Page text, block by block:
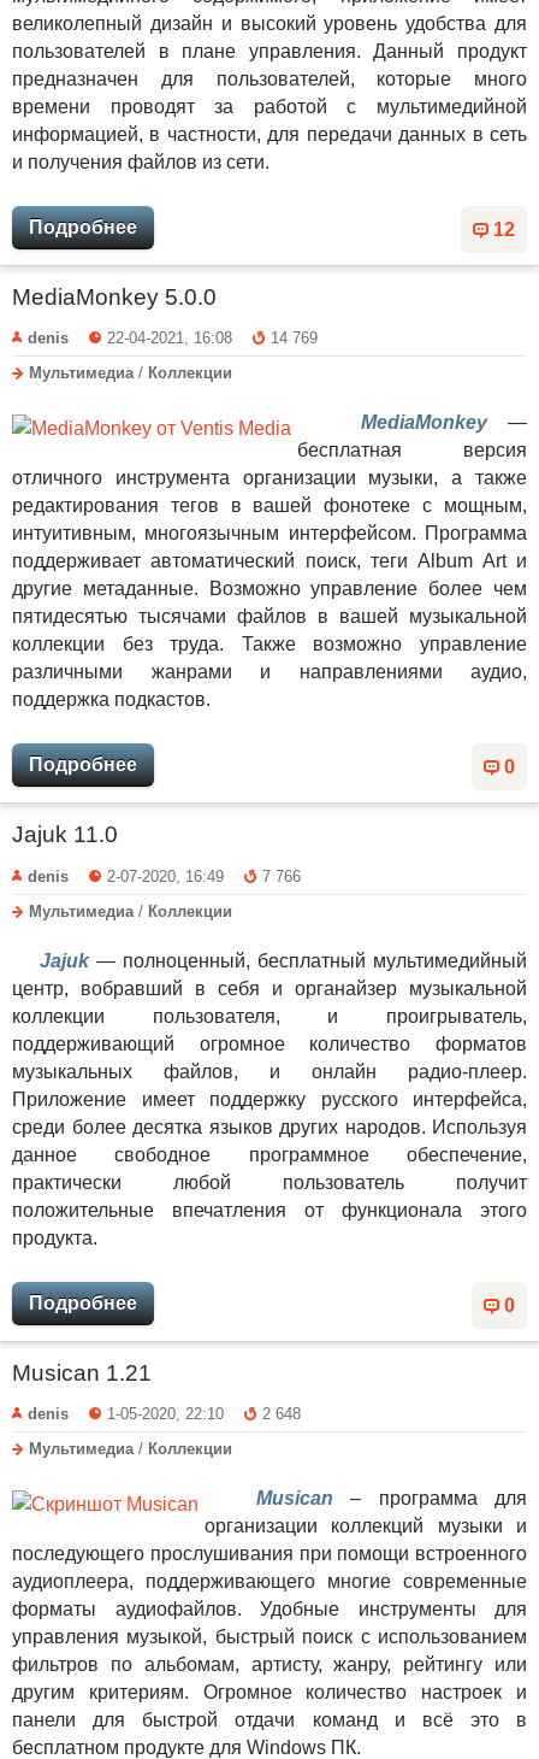
великолепный дизайн и высокий уровень удобства для
пользователей в плане управления. Данный продукт
предназначен для пользователей, которые много
времени проводят за работой с мультимедийной
информацией, в частности, для передачи данных в сеть
и получения файлов из сети.
12
Подробнее
MediaMonkey 5.0.0
denis 22-04-2021, 16:08
14 769
Мультимедиа/ Коллекции
MediaMonkey —
бесплатная версия
отличного инструмента организации музыки, а также
редактирования тегов в вашей фонотеке с мощным,
интуитивным, многоязычным интерфейсом. Программа
поддерживает автоматический поиск, теги Album Art и
другие метаданные. Возможно управление более чем
пятидесятью тысячами файлов в вашей музыкальной
коллекции без труда. Также возможно управление
различными жанрами и направлениями аудио,
поддержка подкастов.
0
Подробнее
Jajuk 11.0
denis 2-07-2020, 16:49
7 766
Мультимедиа / Коллекции
Jajuk— полноценный, бесплатный мультимедийный
центр, вобравший в себя и органайзер музыкальной
коллекции пользователя, и проигрыватель,
поддерживающий огромное количество форматов
музыкальных файлов, и онлайн радио-плеер.
Приложение имеет поддержку русского интерфейса,
среди более десятка языков других народов. Используя
данное свободное программное обеспечение,
практически любой пользователь получит
положительные впечатления от функционала этого
продукта.
0
Подробнее
Musican 1.21
denis 1-05-2020, 22:10
2 648
Мультимедиа/ Коллекции
Musican – программа для
организации коллекций музыки и
последующего прослушивания при помощи встроенного
аудиоплеера, поддерживающего многие современные
форматы аудиофайлов. Удобные инструменты для
управления музыкой, быстрый поиск с использованием
фильтров по альбомам, артисту, жанру, рейтингу или
другим критериям. Огромное количество настроек и
панели для быстрой отдачи команд и всё это в
бесплатном продукте для Windows ПК.